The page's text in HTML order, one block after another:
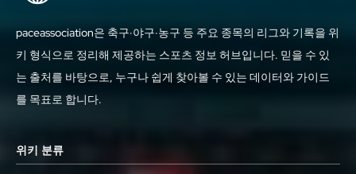
paceassociation은 축구·야구·농구 등 주요 종목의 리그와 기록을 위
키 형식으로 정리해 제공하는 스포츠 정보 허브입니다. 믿을 수 있
는 출처를 바탕으로, 누구나 쉽게 찾아볼 수 있는 데이터와 가이드
를 목표로 합니다.
위키 분류